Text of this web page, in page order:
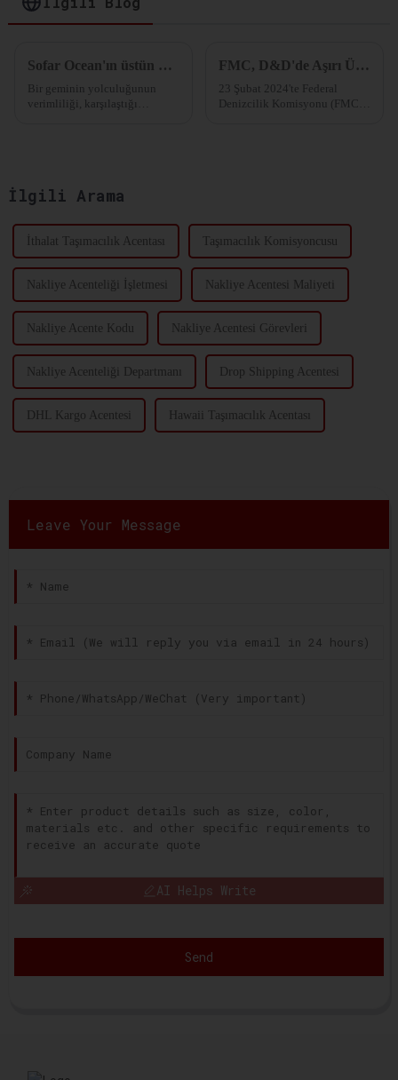
Sofar Ocean'ın üstün hava durumu tahminleri seyahat maliyetlerini en aza indirir.
Bir geminin yolculuğunun
verimliliği, karşılaştığı
direnç yaratır. Bu azalma...
FMC, D&D'de Aşırı Ücretlendirmeyi Önlemek İçin Yeni Düzenlemeler Yayınladı!
23 Şubat 2024'te Federal
Denizcilik Komisyonu (FMC),
İlgili Arama
İthalat Taşımacılık Acentası Taşımacılık Komisyoncusu
Nakliye Acenteliği İşletmesi Nakliye Acentesi Maliyeti
Nakliye Acente Kodu Nakliye Acentesi Görevleri
Nakliye Acenteliği Departmanı Drop Shipping Acentesi
DHL Kargo Acentesi Hawaii Taşımacılık Acentası
Leave Your Message
AI Helps Write
Send